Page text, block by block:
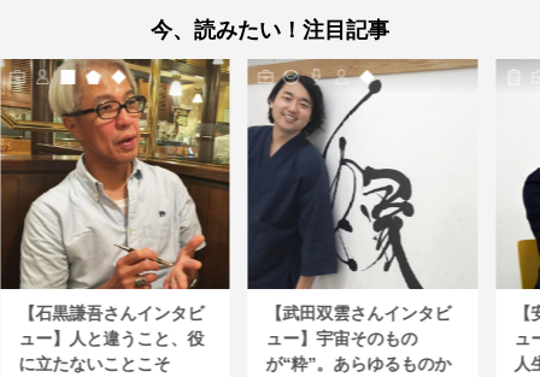
今、読みたい！注目記事
【石黒謙吾さんインタビ
ュー】人と違うこと、役
に立たないことこそ
【武田双雲さんインタビ
ュー】宇宙そのもの
が“粋”。あらゆるものか
ュ
人